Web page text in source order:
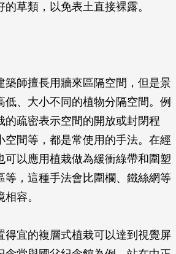
草類，以免表土直接裸露。
師擅長用牆來區隔空間，但是景
低、大小不同的植物分隔空間。例
的疏密表示空間的開放或封閉程
空間等，都是常使用的手法。在經
可以應用植栽做為緩衝綠帶和圍塑
等，這種手法會比圍欄、鐵絲網等
容。
宜的複層式植栽可以達到視覺屏